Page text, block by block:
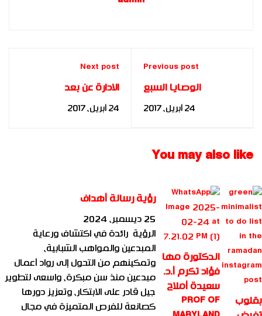
Previous post
الوصايا السبع
لأخلاقيات العمل
24 أبريل، 2017
Next post
الادارة عن بعد
24 أبريل، 2017
You may also like
بقلوب
الدكتورة مها
فؤاد تكرم أ.د.
سعيدة أملاح
PROF OF
رؤية رسالة أهداف
25 ديسمبر، 2024
الرؤية رائدة في اكتشاف ورعاية
المبدعين والمواهب الشبابية،
وتمكينهم من التحول إلى رواد أعمال
مبدعين منذ سن مبكرة، واسعى لتطوير
جيل قادر على الابتكار، وتعزيز دورها
كصانعة للفرص المتميزة في مجال